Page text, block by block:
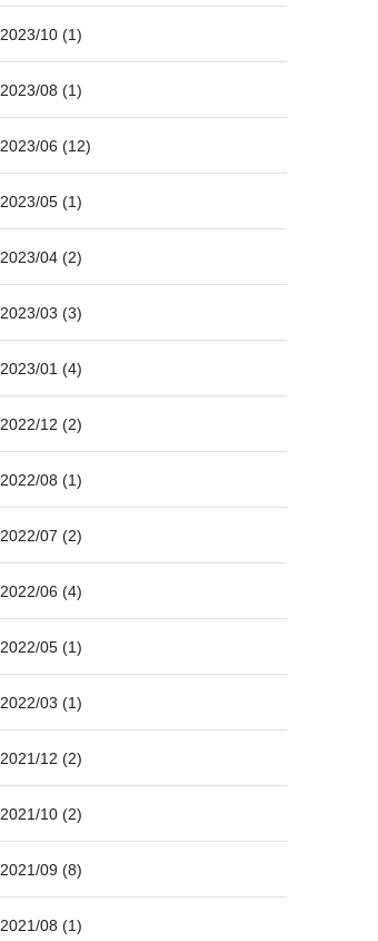
2023/10 (1)
2023/08 (1)
2023/06 (12)
2023/05 (1)
2023/04 (2)
2023/03 (3)
2023/01 (4)
2022/12 (2)
2022/08 (1)
2022/07 (2)
2022/06 (4)
2022/05 (1)
2022/03 (1)
2021/12 (2)
2021/10 (2)
2021/09 (8)
2021/08 (1)